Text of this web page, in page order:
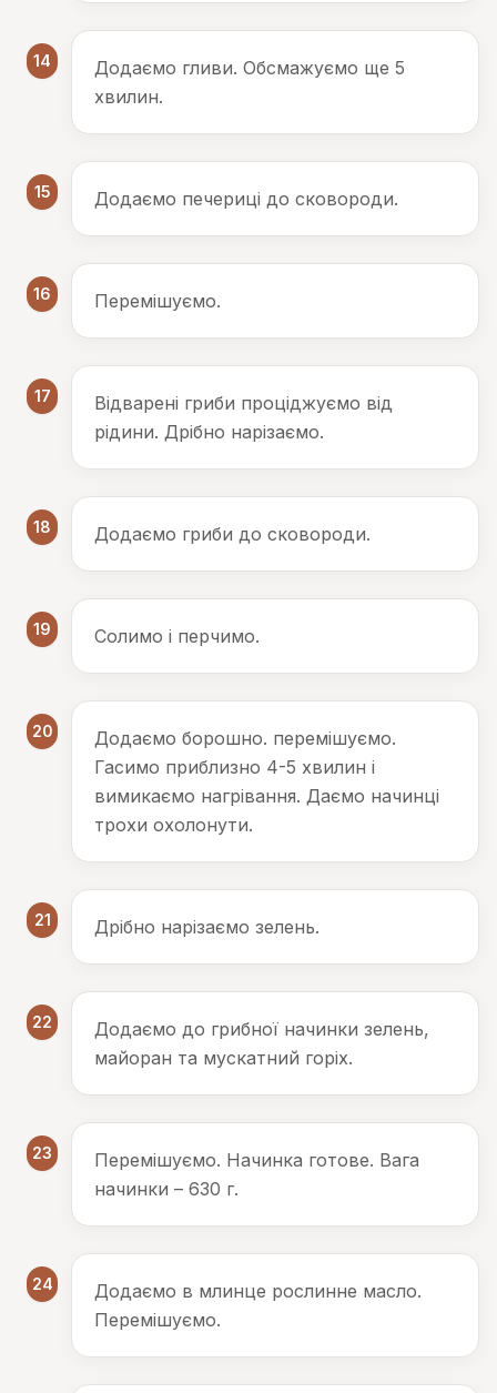
14
Додаємо гливи. Обсмажуємо ще 5
хвилин.
15 Додаємо печериці до сковороди.
16 Перемішуємо.
17
Відварені гриби проціджуємо від
рідини. Дрібно нарізаємо.
18 Додаємо гриби до сковороди.
19 Солимо і перчимо.
20
Додаємо борошно. перемішуємо.
Гасимо приблизно 4-5 хвилин і
вимикаємо нагрівання. Даємо начинці
трохи охолонути.
21 Дрібно нарізаємо зелень.
22
Додаємо до грибної начинки зелень,
майоран та мускатний горіх.
23
Перемішуємо. Начинка готове. Вага
начинки – 630 г.
24
Додаємо в млинце рослинне масло.
Перемішуємо.